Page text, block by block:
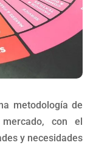
metodología de
con el
y necesidades